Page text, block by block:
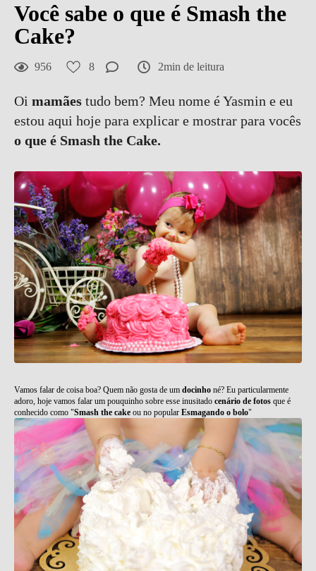
Você sabe o que é Smash the
Cake?
956 8 2min de leitura
Oi mamães tudo bem? Meu nome é Yasmin e eu
estou aqui hoje para explicar e mostrar para vocês
o que é Smash the Cake.
Vamos falar de coisa boa? Quem não gosta de um docinho né? Eu particularmente
adoro, hoje vamos falar um pouquinho sobre esse inusitado cenário de fotos que é
conhecido como "Smash the cake ou no popular Esmagando o bolo"